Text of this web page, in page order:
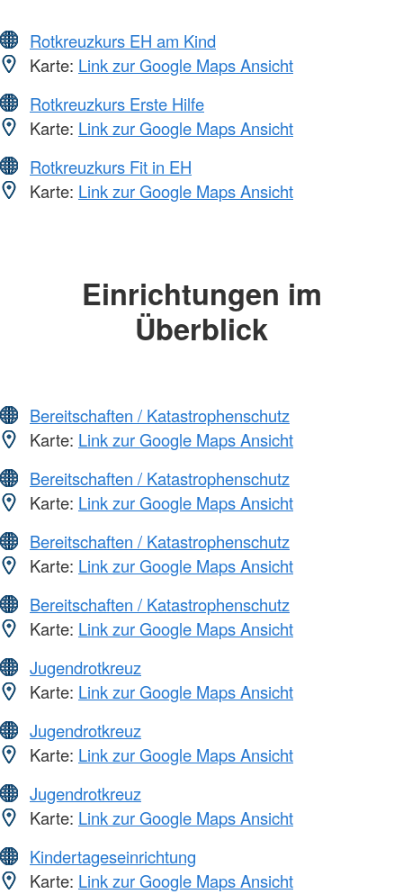
Rotkreuzkurs EH am Kind
Karte: Link zur Google Maps Ansicht
Rotkreuzkurs Erste Hilfe
Karte: Link zur Google Maps Ansicht
Rotkreuzkurs Fit in EH
Karte: Link zur Google Maps Ansicht
Einrichtungen im
Überblick
Bereitschaften / Katastrophenschutz
Karte: Link zur Google Maps Ansicht
Bereitschaften / Katastrophenschutz
Karte: Link zur Google Maps Ansicht
Bereitschaften / Katastrophenschutz
Karte: Link zur Google Maps Ansicht
Bereitschaften / Katastrophenschutz
Karte: Link zur Google Maps Ansicht
Jugendrotkreuz
Karte: Link zur Google Maps Ansicht
Jugendrotkreuz
Karte: Link zur Google Maps Ansicht
Jugendrotkreuz
Karte: Link zur Google Maps Ansicht
Kindertageseinrichtung
Karte: Link zur Google Maps Ansicht